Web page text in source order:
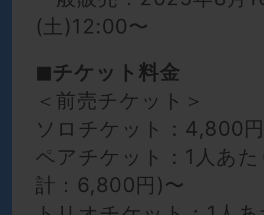
(土)12:00〜
◼︎チケット料金
＜前売チケット＞
ソロチケット：4,800
ペアチケット：1人あ
計：6,800円)〜